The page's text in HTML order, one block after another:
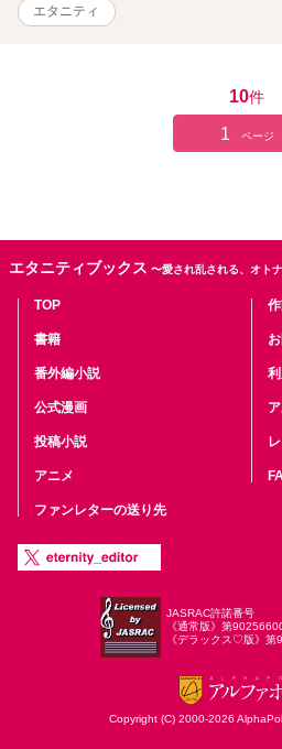
エタニティ
10件
1 ページ
エタニティブックス 〜愛され乱される、オト
TOP
書籍
番外編小説
公式漫画
投稿小説
アニメ
ファンレターの送り先
JASRAC許諾番号
《通常版》第
《デラックス♡版》
Copyright (C) 2000-2026